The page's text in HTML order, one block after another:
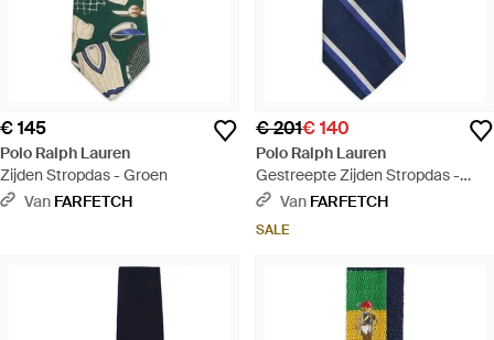
€ 145
Polo Ralph Lauren
Zijden Stropdas - Groen
Van FARFETCH
€ 201€ 140
Polo Ralph Lauren
Gestreepte Zijden Stropdas -
Blauw
Van FARFETCH
SALE